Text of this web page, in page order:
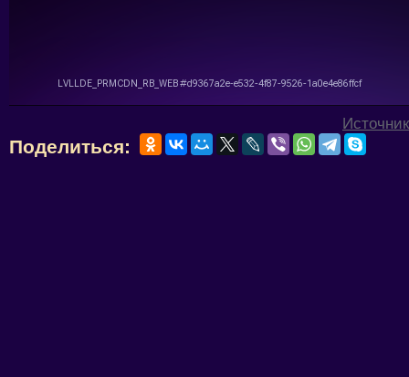
Источник
Поделиться: